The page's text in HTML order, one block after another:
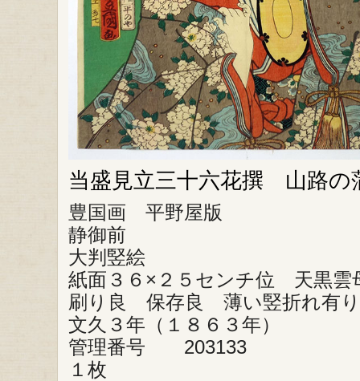
当盛見立三十六花撰 山路の
豊国画 平野屋版
静御前
大判竪絵
紙面３６×２５センチ位 天黒雲
刷り良 保存良 薄い竪折れ有
文久３年（１８６３年）
管理番号 203133
１枚